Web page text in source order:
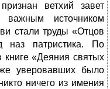
ветхий завет
источником
стали труды «Отцов
наз патристика. По
книге «Деяния святых
уверовавших было
ничего из имения